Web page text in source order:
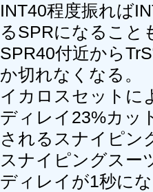
INT40程度振れば
るSPRになること
SPR40付近から
か切れなくなる。
イカロスセットに
ディレイ23%カッ
されるスナイピン
スナイピングスー
ディレイが1秒に